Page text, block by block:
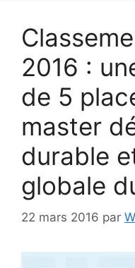
2016 :
de 5
master
durable
globale
22 mars 2016 par